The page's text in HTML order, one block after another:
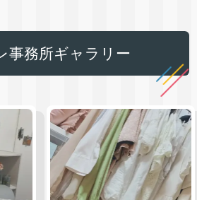
事務所ギャラリー